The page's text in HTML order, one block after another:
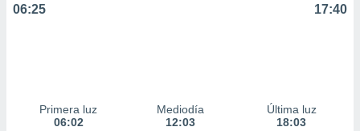
06:25 17:40
Primera luz
06:02
Mediodía
12:03
Última luz
18:03